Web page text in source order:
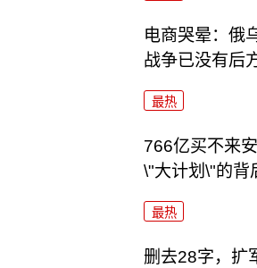
电商哭晕：俄
战争已没有后
最热
766亿买不来
\"大计划\"的背
最热
删去28字，扩